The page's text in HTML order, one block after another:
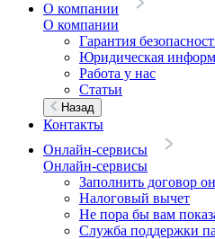
О компании
О компании
Гарантия
Юридическая
Работа у нас
Статьи
Назад
Контакты
Онлайн-сервисы
Онлайн-сервисы
Заполнить договор
Налоговый вычет
Не пора бы вам
Служба поддержки